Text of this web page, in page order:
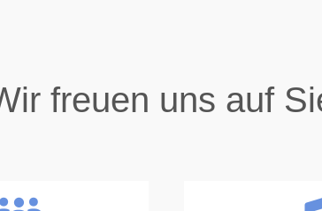
freuen uns auf